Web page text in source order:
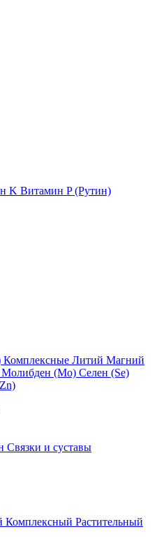
K Витамин P (Рутин)
Комплексные Литий Магний
Молибден (Мо) Селен (Se)
Связки и суставы
Комплексный Растительный